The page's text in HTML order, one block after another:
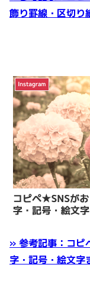
飾り罫線・区切り
» 参考記事：コピ
字・記号・絵文字